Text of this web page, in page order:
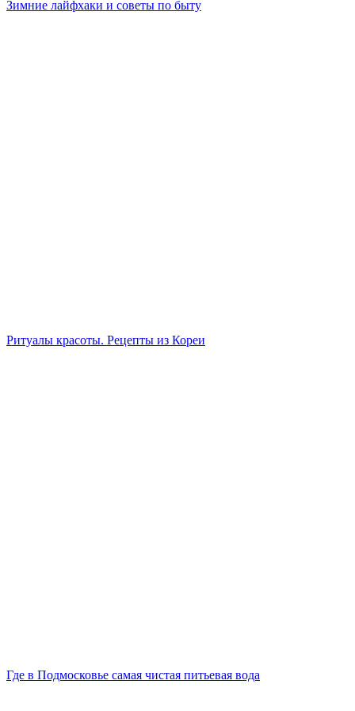
Зимние лайфхаки и советы по быту
Ритуалы красоты. Рецепты из Кореи
Где в Подмосковье самая чистая питьевая вода